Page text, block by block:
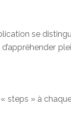
se
steps » à